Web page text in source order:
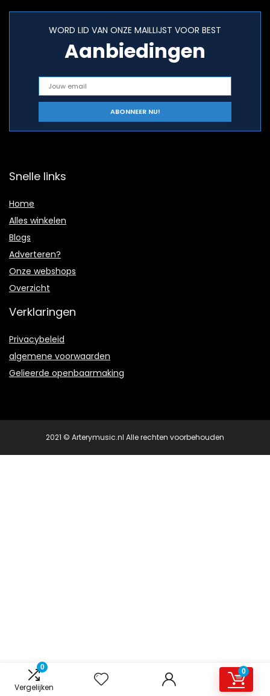
0
Vergelijken
0
WORD LID VAN ONZE MAILLIJST VOOR BEST
Aanbiedingen
Snelle links
Home
Alles winkelen
Blogs
Adverteren?
Onze webshops
Overzicht
Verklaringen
Privacybeleid
algemene voorwaarden
Gelieerde openbaarmaking
2021 © Arterymusic.nl Alle rechten voorbehouden